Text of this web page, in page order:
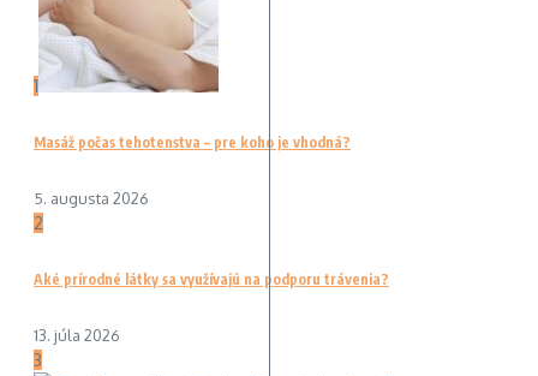
1
Masáž počas tehotenstva – pre koho je vhodná?
5. augusta 2026
2
Aké prírodné látky sa využívajú na podporu trávenia?
13. júla 2026
3